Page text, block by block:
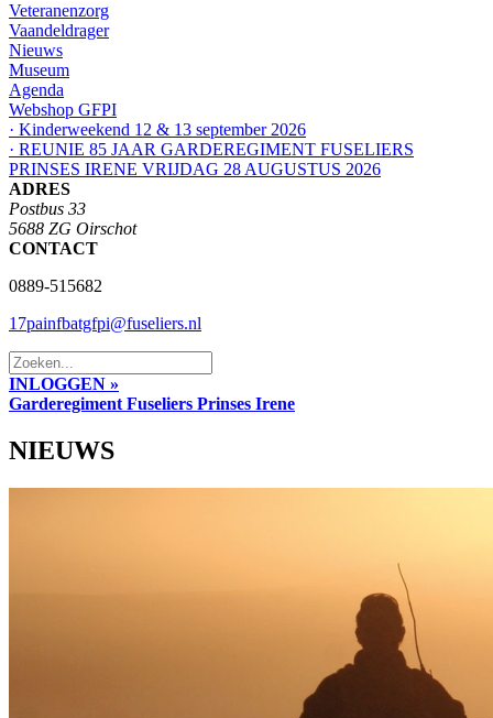
Veteranenzorg
Vaandeldrager
Nieuws
Museum
Agenda
Webshop GFPI
· Kinderweekend 12 & 13 september 2026
· REUNIE 85 JAAR GARDEREGIMENT FUSELIERS
PRINSES IRENE VRIJDAG 28 AUGUSTUS 2026
ADRES
Postbus 33
5688 ZG Oirschot
CONTACT
0889-515682
17painfbatgfpi@fuseliers.nl
INLOGGEN »
Garderegiment Fuseliers Prinses Irene
NIEUWS